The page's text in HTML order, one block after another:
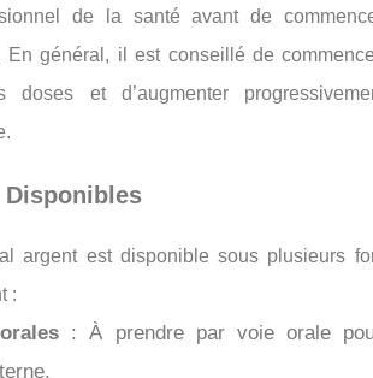
de la santé avant de
En général, il est conseillé de
doses et d’augmenter
Disponibles
argent est disponible sous plusieurs
:
: À prendre par voie orale